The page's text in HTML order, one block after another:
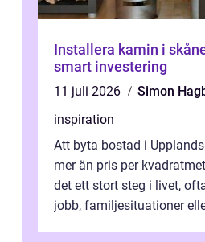
Installera kamin i skåne trygg
smart investering
11 juli 2026
Simon
inspiration
Att byta bostad i
mer än pris per
det ett stort steg i livet,
jobb, familjesituationer